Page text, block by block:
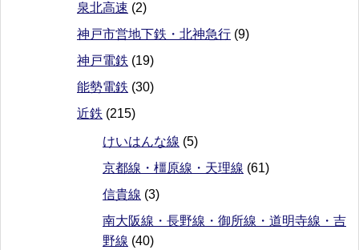
泉北高速 (2)
神戸市営地下鉄・北神急行 (9)
神戸電鉄 (19)
能勢電鉄 (30)
近鉄 (215)
けいはんな線 (5)
京都線・橿原線・天理線 (61)
信貴線 (3)
南大阪線・長野線・御所線・道明寺線・吉
野線 (40)